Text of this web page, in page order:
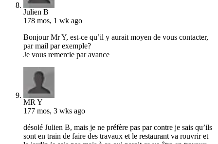
Julien B
178 mos, 1 wk ago
Bonjour Mr Y, est-ce qu’il y aurait moyen de vous contacter,
par mail par exemple?
Je vous remercie par avance
MR Y
177 mos, 3 wks ago
désolé Julien B, mais je ne préfère pas par contre je sais qu’ils
sont en train de faire des travaux et le restaurant va rouvrir et